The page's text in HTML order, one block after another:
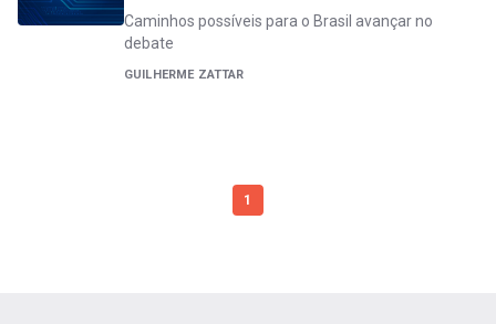
Caminhos possíveis para o Brasil avançar no
debate
GUILHERME ZATTAR
1